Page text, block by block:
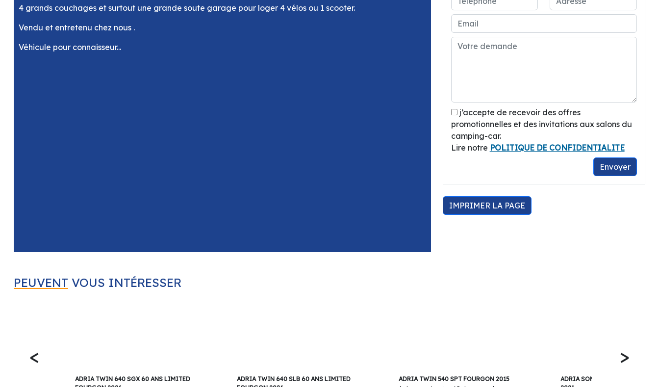
4 grands couchages et surtout une grande soute garage pour loger 4 vélos ou 1 scooter.
Vendu et entretenu chez nous .
Véhicule pour connaisseur...
j’accepte de recevoir des offres
promotionnelles et des invitations aux salons du
camping-car.
Lire notre POLITIQUE DE CONFIDENTIALITE
Envoyer
IMPRIMER LA PAGE
PEUVENT VOUS INTÉRESSER
<
ADRIA TWIN 640 SGX 60 ANS LIMITED
ADRIA TWIN 640 SLB 60 ANS LIMITED
ADRIA TWIN 540 SPT FOURGON 2015
ADRIA SONIC AXESS 600 SL
>